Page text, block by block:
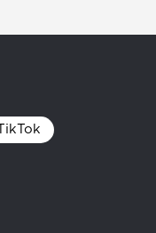
TikTok